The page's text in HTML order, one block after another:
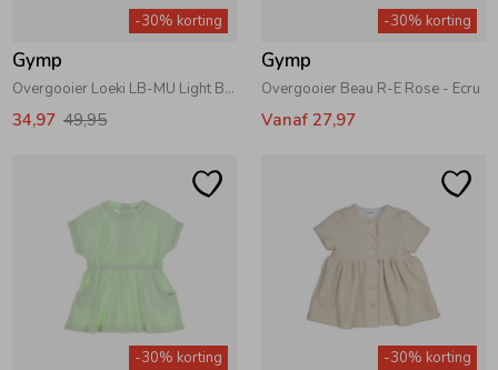
-30% korting
Gymp
Overgooier Loeki LB-MU Light Blue - Multi
34,97 49,95
-30% korting
Gymp
Overgooier Beau R-E Rose - Ecru
Vanaf 27,97
-30% korting -30% korting